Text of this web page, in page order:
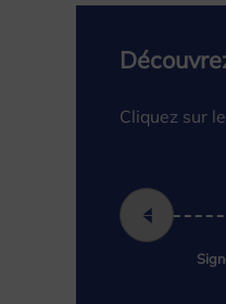
Cliquez sur